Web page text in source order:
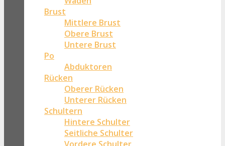
Brust
Mittlere Brust
Obere Brust
Untere Brust
Po
Abduktoren
Rücken
Oberer Rücken
Unterer Rücken
Schultern
Hintere Schulter
Seitliche Schulter